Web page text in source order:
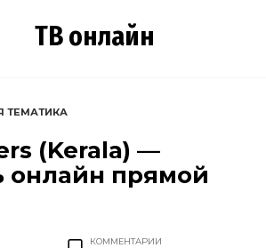
ТВ онлайн
ТЕМАТИКА
(Kerala) —
онлайн прямой
КОММЕНТАРИИ